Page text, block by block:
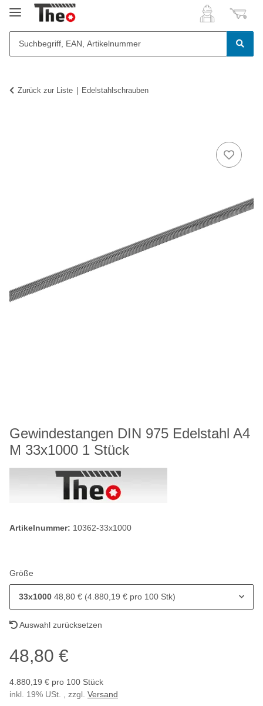
Zurück zur Liste Edelstahlschrauben
Gewindestangen DIN 975 Edelstahl A4
M 33x1000 1 Stück
Artikelnummer: 10362-33x1000
Größe
33x1000 48,80 € (4.880,19 € pro 100 Stk)
Auswahl zurücksetzen
48,80 €
4.880,19 € pro 100 Stück
inkl. 19% USt. , zzgl. Versand